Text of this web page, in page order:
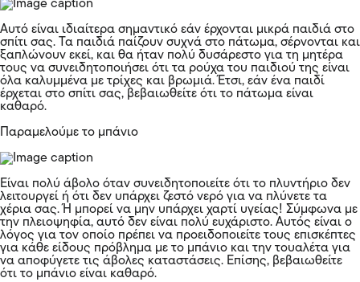
Αυτό είναι ιδιαίτερα σημαντικό εάν έρχονται μικρά παιδιά στο
σπίτι σας. Τα παιδιά παίζουν συχνά στο πάτωμα, σέρνονται και
ξαπλώνουν εκεί, και θα ήταν πολύ δυσάρεστο για τη μητέρα
τους να συνειδητοποιήσει ότι τα ρούχα του παιδιού της είναι
όλα καλυμμένα με τρίχες και βρωμιά. Έτσι, εάν ένα παιδί
έρχεται στο σπίτι σας, βεβαιωθείτε ότι το πάτωμα είναι
καθαρό.
Παραμελούμε το μπάνιο
Είναι πολύ άβολο όταν συνειδητοποιείτε ότι το πλυντήριο δεν
λειτουργεί ή ότι δεν υπάρχει ζεστό νερό για να πλύνετε τα
χέρια σας. Ή μπορεί να μην υπάρχει χαρτί υγείας! Σύμφωνα με
την πλειοψηφία, αυτό δεν είναι πολύ ευχάριστο. Αυτός είναι ο
λόγος για τον οποίο πρέπει να προειδοποιείτε τους επισκέπτες
για κάθε είδους πρόβλημα με το μπάνιο και την τουαλέτα για
να αποφύγετε τις άβολες καταστάσεις. Επίσης, βεβαιωθείτε
ότι το μπάνιο είναι καθαρό.